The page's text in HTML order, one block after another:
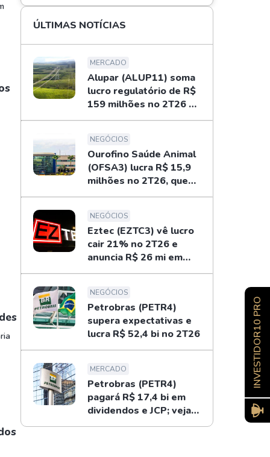
ÚLTIMAS NOTÍCIAS
MERCADO
Alupar (ALUP11) soma
lucro regulatório de R$
159 milhões no 2T26 e
libera dividendos
NEGÓCIOS
Ourofino Saúde Animal
(OFSA3) lucra R$ 15,9
milhões no 2T26, queda
de 33%
NEGÓCIOS
Eztec (EZTC3) vê lucro
cair 21% no 2T26 e
anuncia R$ 26 mi em
dividendos
NEGÓCIOS
Petrobras (PETR4)
supera expectativas e
lucra R$ 52,4 bi no 2T26
MERCADO
Petrobras (PETR4)
pagará R$ 17,4 bi em
dividendos e JCP; veja
como receber
INVESTIDOR10 PRO